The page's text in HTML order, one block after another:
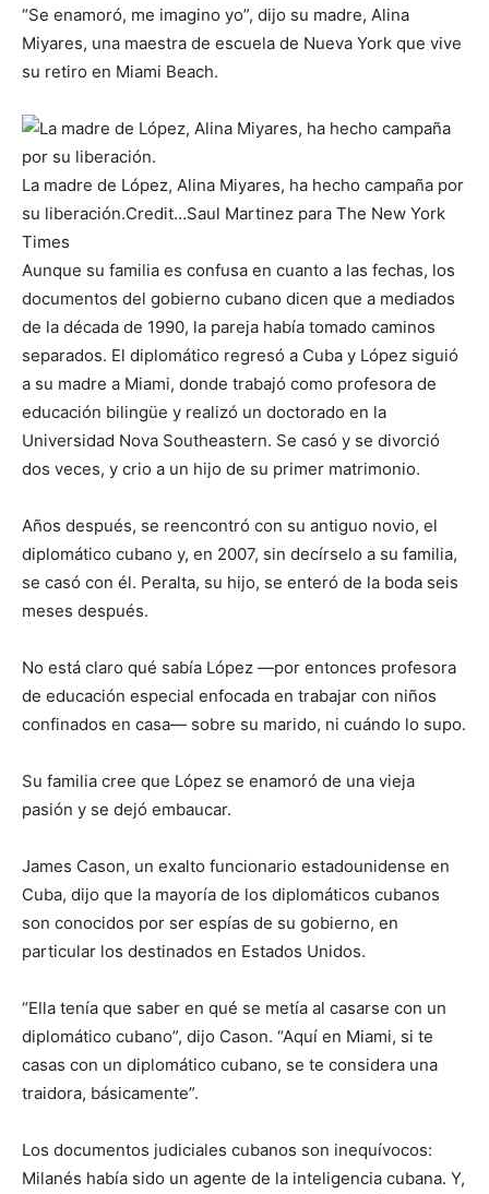
“Se enamoró, me imagino yo”, dijo su madre, Alina
Miyares, una maestra de escuela de Nueva York que vive
su retiro en Miami Beach.
La madre de López, Alina Miyares, ha hecho campaña por
su liberación.Credit…Saul Martinez para The New York
Times
Aunque su familia es confusa en cuanto a las fechas, los
documentos del gobierno cubano dicen que a mediados
de la década de 1990, la pareja había tomado caminos
separados. El diplomático regresó a Cuba y López siguió
a su madre a Miami, donde trabajó como profesora de
educación bilingüe y realizó un doctorado en la
Universidad Nova Southeastern. Se casó y se divorció
dos veces, y crio a un hijo de su primer matrimonio.
Años después, se reencontró con su antiguo novio, el
diplomático cubano y, en 2007, sin decírselo a su familia,
se casó con él. Peralta, su hijo, se enteró de la boda seis
meses después.
No está claro qué sabía López —por entonces profesora
de educación especial enfocada en trabajar con niños
confinados en casa— sobre su marido, ni cuándo lo supo.
Su familia cree que López se enamoró de una vieja
pasión y se dejó embaucar.
James Cason, un exalto funcionario estadounidense en
Cuba, dijo que la mayoría de los diplomáticos cubanos
son conocidos por ser espías de su gobierno, en
particular los destinados en Estados Unidos.
“Ella tenía que saber en qué se metía al casarse con un
diplomático cubano”, dijo Cason. “Aquí en Miami, si te
casas con un diplomático cubano, se te considera una
traidora, básicamente”.
Los documentos judiciales cubanos son inequívocos:
Milanés había sido un agente de la inteligencia cubana. Y,